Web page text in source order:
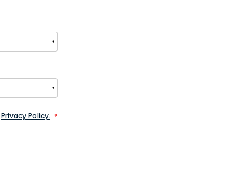
Privacy Policy. *